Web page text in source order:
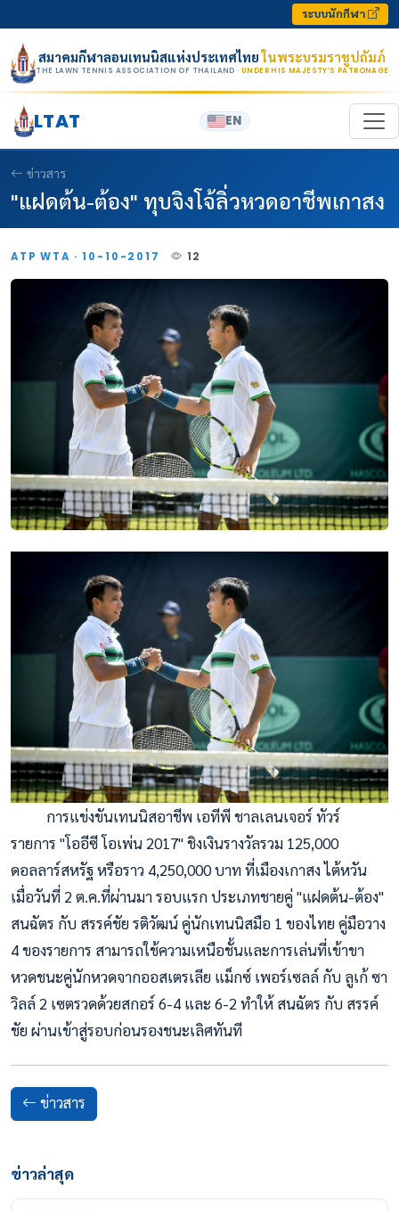
ระบบนักกีฬา
สมาคมกีฬาลอนเทนนิสแห่งประเทศไทยในพระบรมราชูปถัมภ์
THE LAWN TENNIS ASSOCIATION OF THAILAND · UNDER HIS MAJESTY’S PATRONAGE
LTAT EN
ข่าวสาร
"แฝดต้น-ต้อง" ทุบจิงโจ้ลิ่วหวดอาชีพเกาสง
ATP WTA · 10-10-2017 12
การแข่งขันเทนนิสอาชีพ เอทีพี ชาลเลนเจอร์ ทัวร์
รายการ "โออีซี โอเพ่น 2017" ชิงเงินรางวัลรวม 125,000
ดอลลาร์สหรัฐ หรือราว 4,250,000 บาท ที่เมืองเกาสง ไต้หวัน
เมื่อวันที่ 2 ต.ค.ที่ผ่านมา รอบแรก ประเภทชายคู่ "แฝดต้น-ต้อง"
สนฉัตร กับ สรรค์ชัย รติวัฒน์ คู่นักเทนนิสมือ 1 ของไทย คู่มือวาง
4 ของรายการ สามารถใช้ความเหนือชั้นและการเล่นที่เข้าขา
หวดชนะคู่นักหวดจากออสเตรเลีย แม็กซ์ เพอร์เซลล์ กับ ลูเก้ ซา
วิลล์ 2 เซตรวดด้วยสกอร์ 6-4 และ 6-2 ทำให้ สนฉัตร กับ สรรค์
ชัย ผ่านเข้าสู่รอบก่อนรองชนะเลิศทันที
ข่าวสาร
ข่าวล่าสุด